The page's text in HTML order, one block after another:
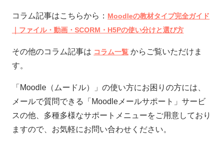
コラム記事はこちらから： Moodleの教材タイプ完全ガイド
｜ファイル・動画・SCORM・H5Pの使い分けと選び方
その他のコラム記事は コラム一覧 からご覧いただけま
す。
「Moodle（ムードル）」の使い方にお困りの方には、
メールで質問できる「Moodleメールサポート」サービ
スの他、多種多様なサポートメニューをご用意しており
ますので、お気軽にお問い合わせください。